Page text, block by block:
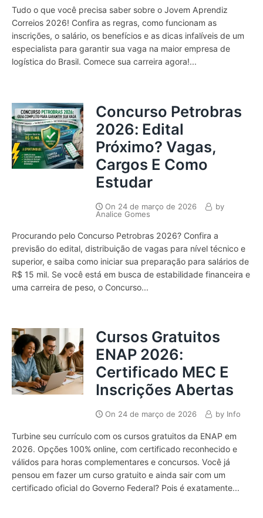
Tudo o que você precisa saber sobre o Jovem Aprendiz
Correios 2026! Confira as regras, como funcionam as
inscrições, o salário, os benefícios e as dicas infalíveis de um
especialista para garantir sua vaga na maior empresa de
logística do Brasil. Comece sua carreira agora!...
Concurso Petrobras
2026: Edital
Próximo? Vagas,
Cargos E Como
Estudar
On 24 de março de 2026
by
Analice Gomes
Procurando pelo Concurso Petrobras 2026? Confira a
previsão do edital, distribuição de vagas para nível técnico e
superior, e saiba como iniciar sua preparação para salários de
R$ 15 mil. Se você está em busca de estabilidade financeira e
uma carreira de peso, o Concurso...
Cursos Gratuitos
ENAP 2026:
Certificado MEC E
Inscrições Abertas
On 24 de março de 2026 by Info
Turbine seu currículo com os cursos gratuitos da ENAP em
2026. Opções 100% online, com certificado reconhecido e
válidos para horas complementares e concursos. Você já
pensou em fazer um curso gratuito e ainda sair com um
certificado oficial do Governo Federal? Pois é exatamente...